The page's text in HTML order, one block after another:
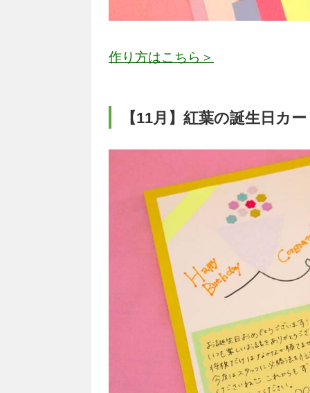
作り方はこちら＞
【11月】紅葉の誕生日カ